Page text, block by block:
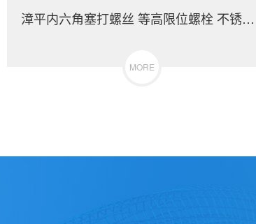
漳平内六角塞打螺丝 等高限位螺栓 不锈钢（304/316）碳钢 合金钢
MORE